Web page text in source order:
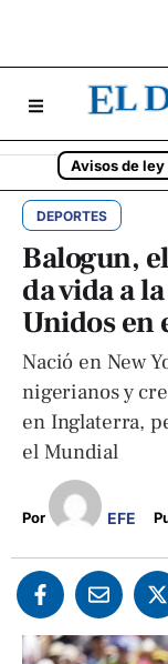
Avisos de ley
DEPORTES
Balogun,
da vida a
Unidos en
Nació en New
nigerianos y
en Inglaterra,
el Mundial
Por EFE